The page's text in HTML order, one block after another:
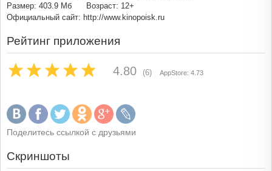
Размер: 403.9 Мб
Возраст: 12+
Официальный сайт: http://www.kinopoisk.ru
Рейтинг приложения
4.80 (6) AppStore: 4.73
Поделитесь ссылкой с друзьями
Скриншоты